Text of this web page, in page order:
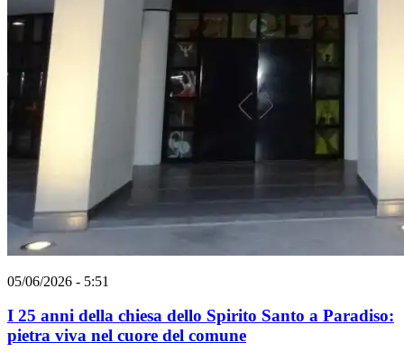
05/06/2026 - 5:51
I 25 anni della chiesa dello Spirito Santo a Paradiso:
pietra viva nel cuore del comune